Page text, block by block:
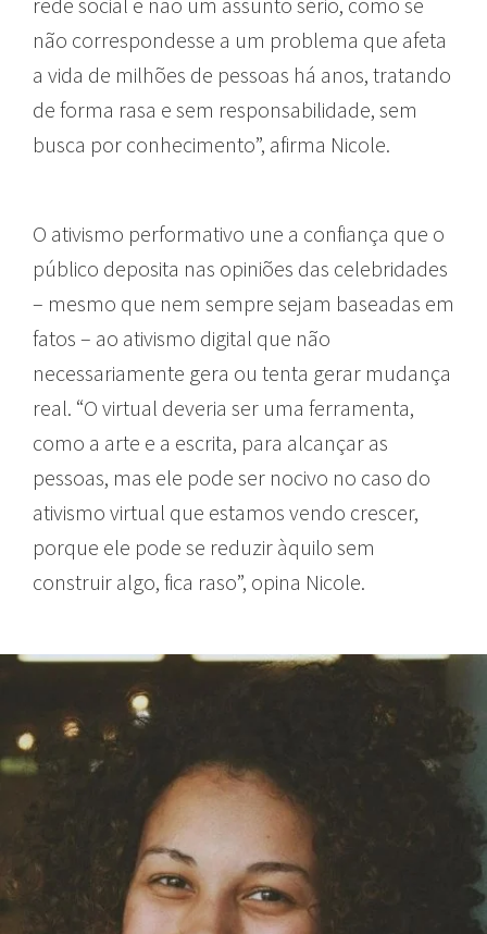
não correspondesse a um problema que afeta
a vida de milhões de pessoas há anos, tratando
de forma rasa e sem responsabilidade, sem
busca por conhecimento”, afirma Nicole.
O ativismo performativo une a confiança que o
público deposita nas opiniões das celebridades
– mesmo que nem sempre sejam baseadas em
fatos – ao ativismo digital que não
necessariamente gera ou tenta gerar mudança
real. “O virtual deveria ser uma ferramenta,
como a arte e a escrita, para alcançar as
pessoas, mas ele pode ser nocivo no caso do
ativismo virtual que estamos vendo crescer,
porque ele pode se reduzir àquilo sem
construir algo, fica raso”, opina Nicole.